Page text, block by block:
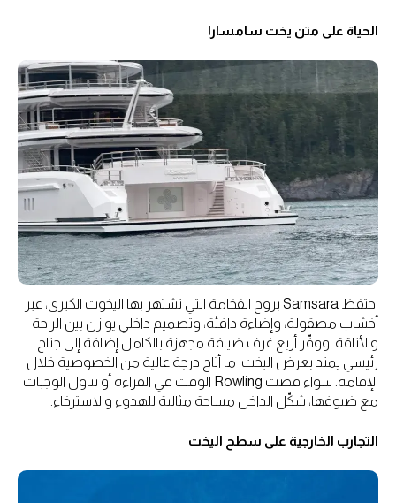
الحياة على متن يخت سامسارا
احتفظ Samsara بروح الفخامة التي تشتهر بها اليخوت الكبرى، عبر
أخشاب مصقولة، وإضاءة دافئة، وتصميم داخلي يوازن بين الراحة
والأناقة. ووفّر أربع غرف ضيافة مجهزة بالكامل إضافة إلى جناح
رئيسي يمتد بعرض اليخت، ما أتاح درجة عالية من الخصوصية خلال
الإقامة. سواء قضت Rowling الوقت في القراءة أو تناول الوجبات
مع ضيوفها، شكّل الداخل مساحة مثالية للهدوء والاسترخاء.
التجارب الخارجية على سطح اليخت